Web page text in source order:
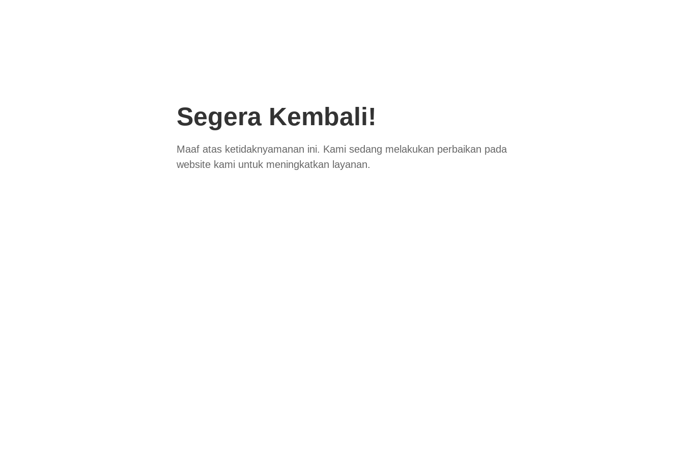
Segera Kembali!
Maaf atas ketidaknyamanan ini. Kami sedang melakukan perbaikan pada
website kami untuk meningkatkan layanan.